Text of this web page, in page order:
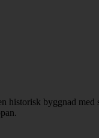
byggnad